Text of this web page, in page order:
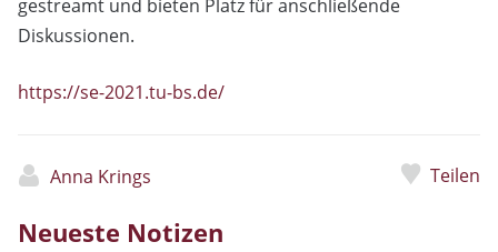
gestreamt und bieten Platz für anschließende
Diskussionen.
https://se-2021.tu-bs.de/
Anna Krings Teilen
Neueste Notizen